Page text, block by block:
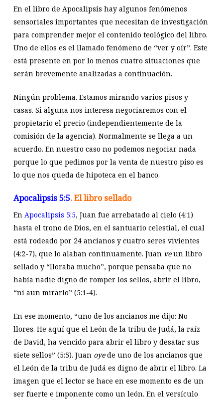
En el libro de Apocalipsis hay algunos fenómenos
sensoriales importantes que necesitan de investigación
para comprender mejor el contenido teológico del libro.
Uno de ellos es el llamado fenómeno de “ver y oír”. Este
está presente en por lo menos cuatro situaciones que
serán brevemente analizadas a continuación.
Ningún problema. Estamos mirando varios pisos y
casas. Si alguna nos interesa negociaremos con el
propietario el precio (independientemente de la
comisión de la agencia). Normalmente se llega a un
acuerdo. En nuestro caso no podemos negociar nada
porque lo que pedimos por la venta de nuestro piso es
lo que nos queda de hipoteca en el banco.
Apocalipsis 5:5. El libro sellado
En Apocalipsis 5:5, Juan fue arrebatado al cielo (4:1)
hasta el trono de Dios, en el santuario celestial, el cual
está rodeado por 24 ancianos y cuatro seres vivientes
(4:2-7), que lo alaban continuamente. Juan veun libro
sellado y “lloraba mucho”, porque pensaba que no
había nadie digno de romper los sellos, abrir el libro,
“ni aun mirarlo” (5:1-4).
En ese momento, “uno de los ancianos me dijo: No
llores. He aquí que el León de la tribu de Judá, la raíz
de David, ha vencido para abrir el libro y desatar sus
siete sellos” (5:5). Juan oyede uno de los ancianos que
el León de la tribu de Judá es digno de abrir el libro. La
imagen que el lector se hace en ese momento es de un
ser fuerte e imponente como un león. En el versículo